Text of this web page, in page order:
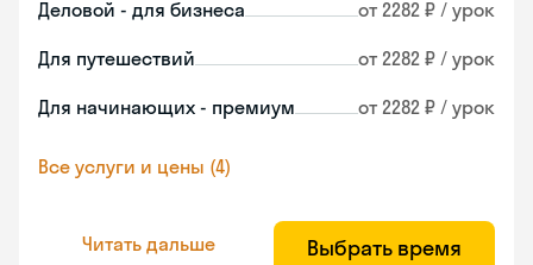
Деловой - для бизнеса от 2282 ₽ / урок
Для путешествий от 2282 ₽ / урок
Для начинающих - премиум от 2282 ₽ / урок
Все услуги и цены (4)
Читать дальше Выбрать время